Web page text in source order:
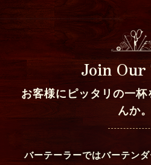
Join Our
お客様にピッタリの一杯
んか。
バーテーラーではバーテンダ